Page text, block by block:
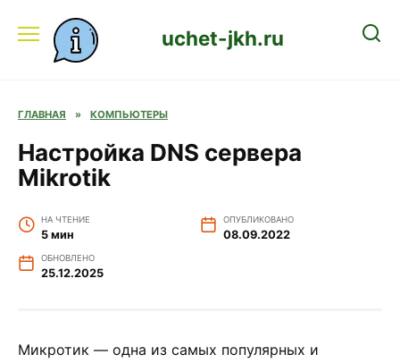
содержанию
uchet-jkh.ru
ГЛАВНАЯ » КОМПЬЮТЕРЫ
Настройка DNS сервера
Mikrotik
НА ЧТЕНИЕ
5 мин
ОПУБЛИКОВАНО
08.09.2022
ОБНОВЛЕНО
25.12.2025
Микротик — одна из самых популярных и